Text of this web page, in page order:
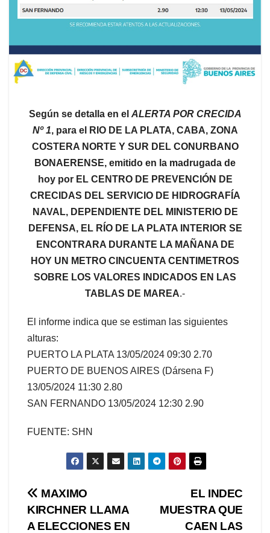
Según se detalla en el ALERTA POR CRECIDA
Nº 1, para el RIO DE LA PLATA, CABA, ZONA
COSTERA NORTE Y SUR DEL CONURBANO
BONAERENSE, emitido en la madrugada de
hoy por EL CENTRO DE PREVENCIÓN DE
CRECIDAS DEL SERVICIO DE HIDROGRAFÍA
NAVAL, DEPENDIENTE DEL MINISTERIO DE
DEFENSA, EL RÍO DE LA PLATA INTERIOR SE
ENCONTRARA DURANTE LA MAÑANA DE
HOY UN METRO CINCUENTA CENTIMETROS
SOBRE LOS VALORES INDICADOS EN LAS
TABLAS DE MAREA.-
El informe indica que se estiman las siguientes
alturas:
PUERTO LA PLATA 13/05/2024 09:30 2.70
PUERTO DE BUENOS AIRES (Dársena F)
13/05/2024 11:30 2.80
SAN FERNANDO 13/05/2024 12:30 2.90
FUENTE: SHN
Navegación
de
EL INDEC
MUESTRA QUE
CAEN LAS
MAXIMO
KIRCHNER LLAMA
A ELECCIONES EN